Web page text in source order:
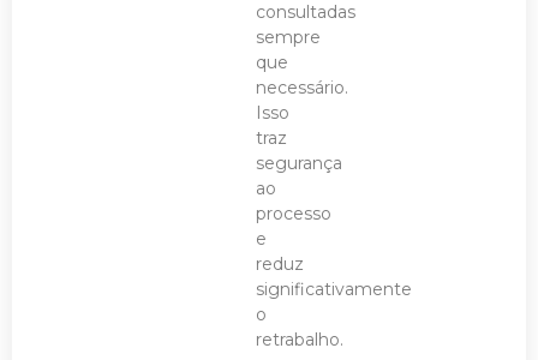
consultadas
sempre
que
necessário.
Isso
traz
segurança
ao
processo
e
reduz
significativamente
o
retrabalho.